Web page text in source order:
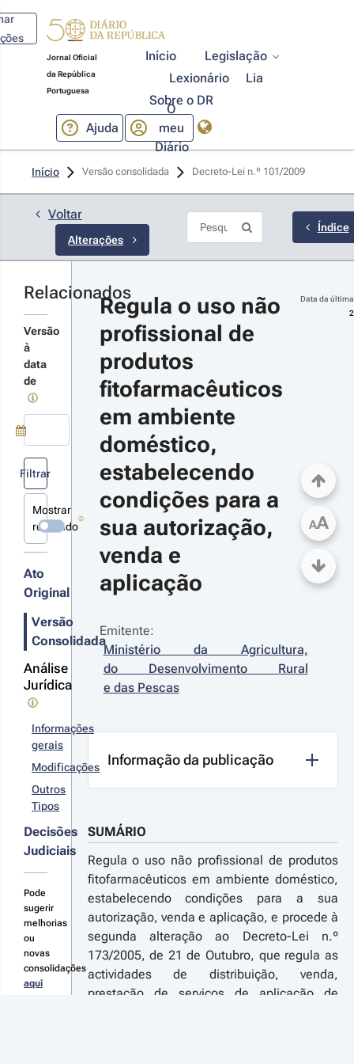
Jornal Oficial
da República
Portuguesa
Início
Legislação
Lexionário
Lia
Sobre o DR
Ajuda
O
meu
Diário
Início Versão consolidada Decreto-Lei n.º 101/2009
Voltar
Alterações
Lei
70/2024 -
e
registos da
detalhes
alterações
09-22
Lei
82/2023 -
Série
profissional
produtos
ambiente
detalhes
alterações
-
Série
05-
2009
Série
Índice
Relacionados
Versão
à
data
de
Use a tecla de seta para baixo para abrir o calendário; Use as
Filtrar
Mostrar
revogado
Ato
Original
Versão
Consolidada
Análise
Jurídica
Informações
gerais
Modificações
Outros
Tipos
Decisões
Judiciais
Pode
sugerir
melhorias
ou
novas
consolidações
aqui
Regula o uso não
profissional de
produtos
fitofarmacêuticos
em ambiente
doméstico,
estabelecendo
condições para a
sua autorização,
venda e
aplicação
Data da
Emitente:
Ministério da Agricultura,
do Desenvolvimento Rural
e das Pescas
Informação da publicação
SUMÁRIO
Regula o uso não profissional de produtos
fitofarmacêuticos em ambiente doméstico,
estabelecendo condições para a sua
autorização, venda e aplicação, e procede à
segunda alteração ao Decreto-Lei n.º
173/2005, de 21 de Outubro, que regula as
actividades de distribuição, venda,
prestação de serviços de aplicação de
AA